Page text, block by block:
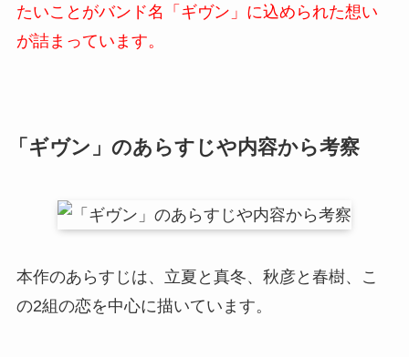
たいことがバンド名「ギヴン」に込められた想い
が詰まっています。
「ギヴン」のあらすじや内容から考察
本作のあらすじは、立夏と真冬、秋彦と春樹、こ
の2組の恋を中心に描いています。